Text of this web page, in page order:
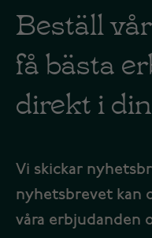
Beställ
få bästa
direkt i
Vi skickar
nyhetsbrevet kan
våra erbjudanden